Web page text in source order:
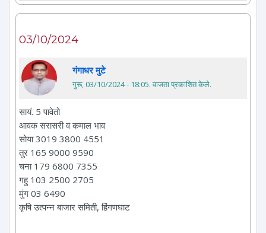
03/10/2024
गंगाधर मुटे
गुरू, 03/10/2024 - 18:05. वाजता प्रकाशित केले.
सायं. 5 पावेतो
आवक सरासरी व कमाल भाव
सोया 3019 3800 4551
तुर 165 9000 9590
चना 179 6800 7355
गहु 103 2500 2705
मुंग 03 6490
कृषि उत्पन्न बाजार समिती, हिंगणघाट